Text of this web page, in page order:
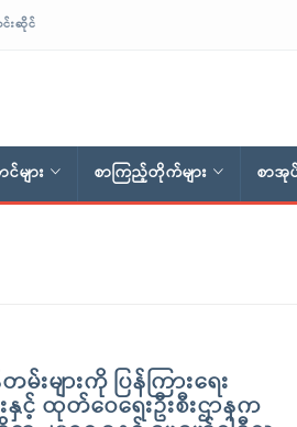
းဆိုင်
များ စာကြည့်တိုက်များ စာအု
းများကို ပြန်ကြားရေး
နှင့် ထုတ်ဝေရေးဦးစီးဌာနက